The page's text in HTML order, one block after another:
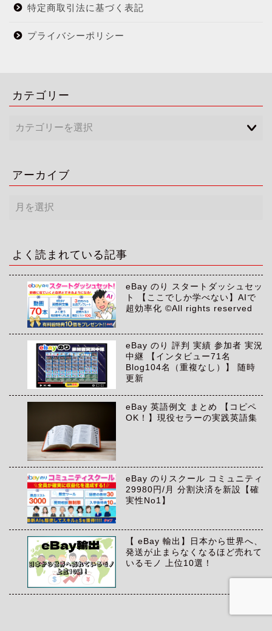
特定商取引法に基づく表記
プライバシーポリシー
カテゴリー
アーカイブ
ー
ブ
よく読まれている記事
eBay のり スタートダッシュセッ
ト 【ここでしか学べない】AIで
超効率化 ©All rights reserved
eBay のり 評判 実績 参加者 実況
中継 【インタビュー71名
Blog104名（重複なし）】 随時
更新
eBay 英語例文 まとめ 【コピペ
OK！】現役セラーの実践英語集
eBay のりスクール コミュニティ
29980円/月 分割決済を新設【確
実性No1】
【 eBay 輸出】日本から世界へ、
発送が止まらなくなるほど売れて
いるモノ 上位10選！